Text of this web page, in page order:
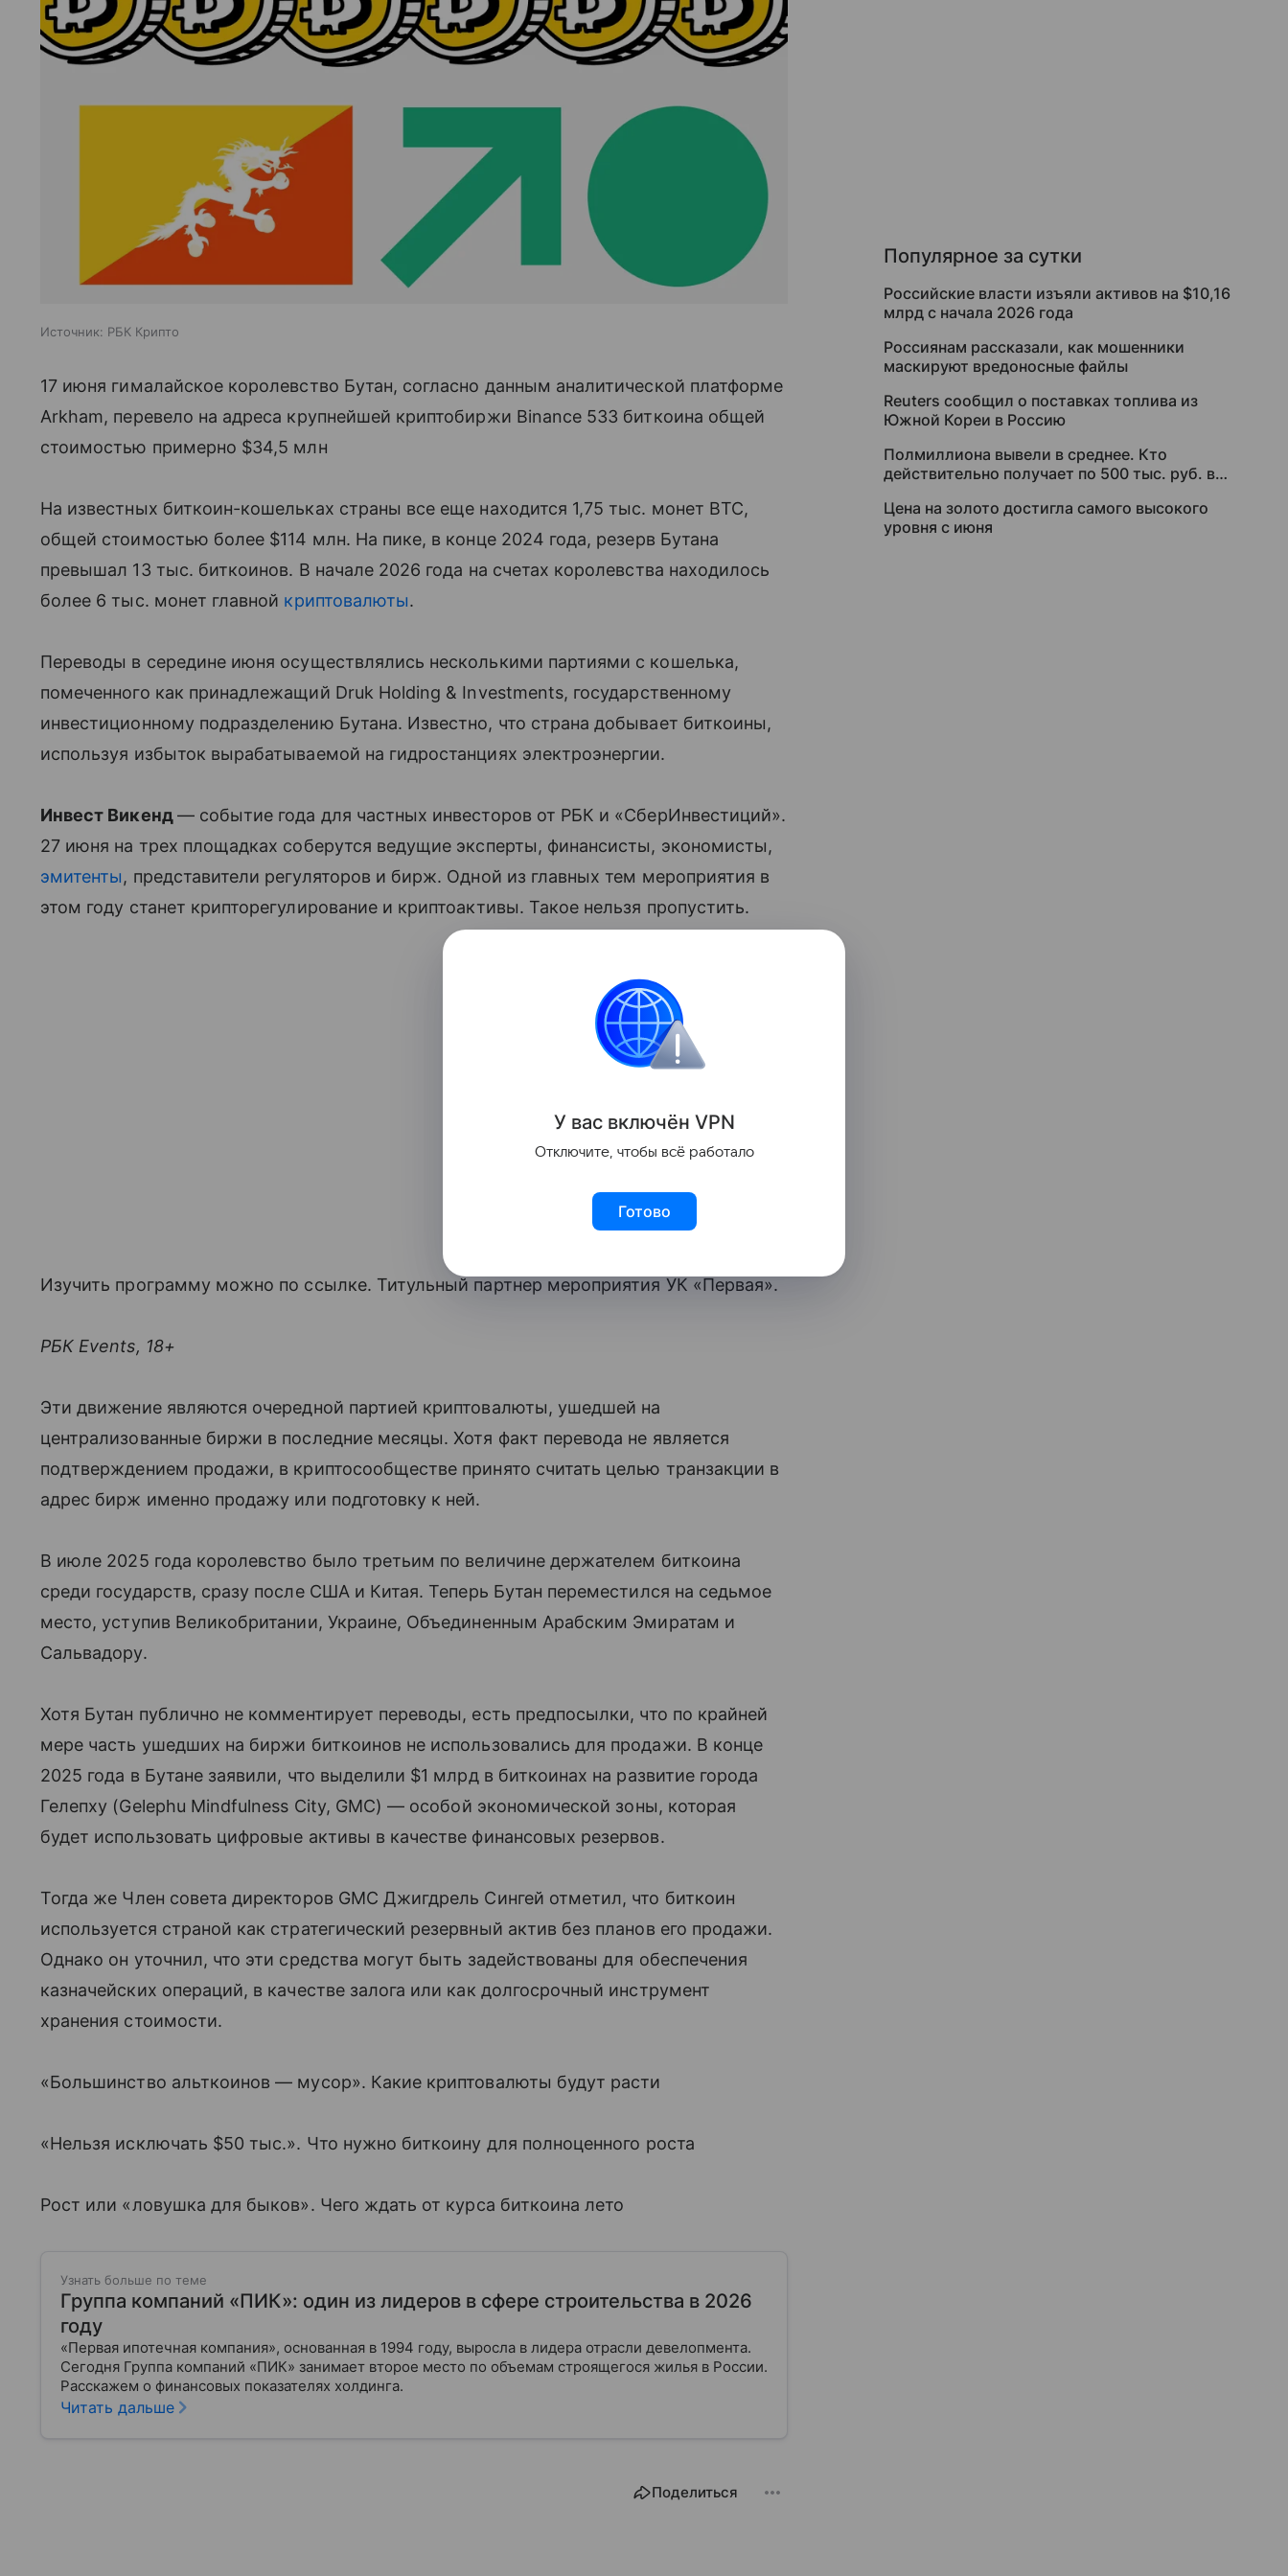
Источник: РБК Крипто
17 июня гималайское королевство Бутан, согласно данным аналитической платформе
Arkham, перевело на адреса крупнейшей криптобиржи Binance 533 биткоина общей
стоимостью примерно $34,5 млн
На известных биткоин-кошельках страны все еще находится 1,75 тыс. монет BTC,
общей стоимостью более $114 млн. На пике, в конце 2024 года, резерв Бутана
превышал 13 тыс. биткоинов. В начале 2026 года на счетах королевства находилось
более 6 тыс. монет главной криптовалюты.
Переводы в середине июня осуществлялись несколькими партиями с кошелька,
помеченного как принадлежащий Druk Holding & Investments, государственному
инвестиционному подразделению Бутана. Известно, что страна добывает биткоины,
используя избыток вырабатываемой на гидростанциях электроэнергии.
Инвест Викенд— событие года для частных инвесторов от РБК и «СберИнвестиций».
27 июня на трех площадках соберутся ведущие эксперты, финансисты, экономисты,
эмитенты, представители регуляторов и бирж. Одной из главных тем мероприятия в
этом году станет крипторегулирование и криптоактивы. Такое нельзя пропустить.
Изучить программу можно по ссылке. Титульный партнер мероприятия УК «Первая».
РБК Events, 18+
Эти движение являются очередной партией криптовалюты, ушедшей на
централизованные биржи в последние месяцы. Хотя факт перевода не является
подтверждением продажи, в криптосообществе принято считать целью транзакции в
адрес бирж именно продажу или подготовку к ней.
В июле 2025 года королевство было третьим по величине держателем биткоина
среди государств, сразу после США и Китая. Теперь Бутан переместился на седьмое
место, уступив Великобритании, Украине, Объединенным Арабским Эмиратам и
Сальвадору.
Хотя Бутан публично не комментирует переводы, есть предпосылки, что по крайней
мере часть ушедших на биржи биткоинов не использовались для продажи. В конце
2025 года в Бутане заявили, что выделили $1 млрд в биткоинах на развитие города
Гелепху (Gelephu Mindfulness City, GMC) — особой экономической зоны, которая
будет использовать цифровые активы в качестве финансовых резервов.
Тогда же Член совета директоров GMC Джигдрель Сингей отметил, что биткоин
используется страной как стратегический резервный актив без планов его продажи.
Однако он уточнил, что эти средства могут быть задействованы для обеспечения
казначейских операций, в качестве залога или как долгосрочный инструмент
хранения стоимости.
«Большинство альткоинов — мусор». Какие криптовалюты будут расти
«Нельзя исключать $50 тыс.». Что нужно биткоину для полноценного роста
Рост или «ловушка для быков». Чего ждать от курса биткоина лето
Узнать больше по теме
Группа компаний «ПИК»: один из лидеров в сфере строительства в 2026
году
«Первая ипотечная компания», основанная в 1994 году, выросла в лидера отрасли девелопмента.
Сегодня Группа компаний «ПИК» занимает второе место по объемам строящегося жилья в России.
Расскажем о финансовых показателях холдинга.
Читать дальше
Поделиться
Популярное за сутки
Российские власти изъяли активов на $10,16
млрд с начала 2026 года
Россиянам рассказали, как мошенники
маскируют вредоносные файлы
Reuters сообщил о поставках топлива из
Южной Кореи в Россию
Полмиллиона вывели в среднее. Кто
действительно получает по 500 тыс. руб. в
Цена на золото достигла самого высокого
уровня с июня
У вас включён VPN
Отключите, чтобы всё работало
Готово